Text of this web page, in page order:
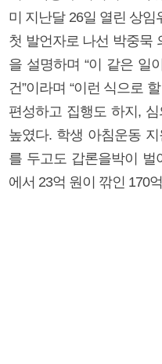
미 지난달 26일 열린 상
첫 발언자로 나선 박중묵
을 설명하며 “이 같은 일
건”이라며 “이런 식으로
편성하고 집행도 하지,
높였다. 학생 아침운동 지
를 두고도 갑론을박이 벌
에서 23억 원이 깎인 170